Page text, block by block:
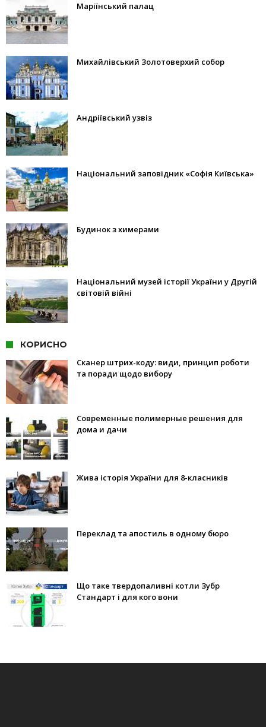
Маріїнський палац
Михайлівський Золотоверхий собор
Андріївський узвіз
Національний заповідник «Софія Київська»
Будинок з химерами
Національний музей історії України у Другій
світовій війні
КОРИСНО
Сканер штрих-коду: види, принцип роботи
та поради щодо вибору
Современные полимерные решения для
дома и дачи
Жива історія України для 8-класників
Переклад та апостиль в одному бюро
Що таке твердопаливні котли Зубр
Стандарт і для кого вони